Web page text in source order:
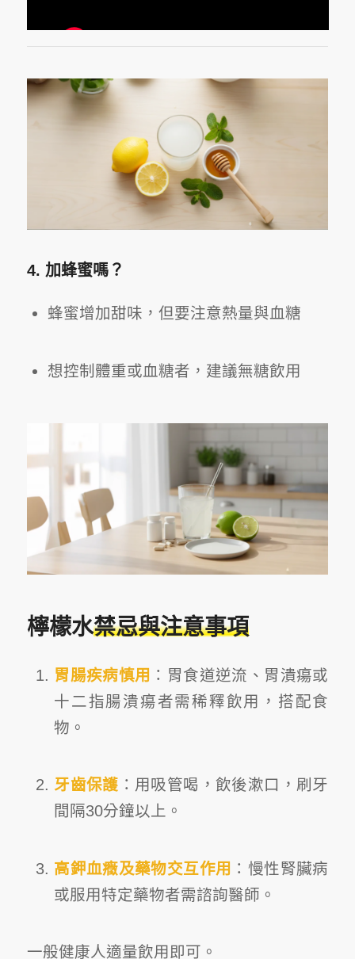
4. 加蜂蜜嗎？
蜂蜜增加甜味，但要注意熱量與血糖
想控制體重或血糖者，建議無糖飲用
檸檬水禁忌與注意事項
胃腸疾病慎用 ：胃食道逆流、胃潰瘍或
十二指腸潰瘍者需稀釋飲用，搭配食
物。
牙齒保護 ：用吸管喝，飲後漱口，刷牙
間隔30分鐘以上。
高鉀血癥及藥物交互作用 ：慢性腎臟病
或服用特定藥物者需諮詢醫師。
一般健康人適量飲用即可。